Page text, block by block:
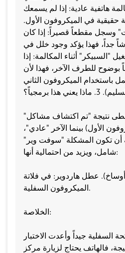
هاتفية عادية: إذا لم يسمعك
حقيقية في الميكروفون الأول.
وسجل مقطعاً قصيراً: إذا كان
جداً، فهذا يؤكد وجود خلل في
"السبيكر" أثناء المكالمة: إذا
للطرف الآخر، فهذا لأن
باستخدام الميكروفون الثاني
ماذا يعني هذا برمجياً؟
أعطى نتيجة "تم اكتشاف مشاكل"
الأول) بينما الآخر "عادي"،
أن تكون المشكلة "سوفت وير"
شامل، ويزيد من احتمالية أنها:
أوساخ). ​عطل هاردوير: في فلاتة
الميكروفون السفلية.
​الخلاصة:
السفلية جيداً وأعدت الاختبار
فالهاتف يحتاج لزيارة مركز